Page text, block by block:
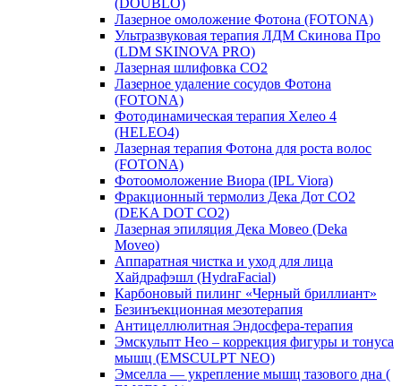
(DOUBLO)
Лазерное омоложение Фотона (FOTONA)
Ультразвуковая терапия ЛДМ Скинова Про
(LDM SKINOVA PRO)
Лазерная шлифовка CO2
Лазерное удаление сосудов Фотона
(FOTONA)
Фотодинамическая терапия Хелео 4
(HELEO4)
Лазерная терапия Фотона для роста волос
(FOTONA)
Фотоомоложение Виора (IPL Viora)
Фракционный термолиз Дека Дот СО2
(DEKA DOT CO2)
Лазерная эпиляция Дека Мовео (Deka
Moveo)
Аппаратная чистка и уход для лица
Хайдрафэшл (HydraFacial)
Карбоновый пилинг «Черный бриллиант»
Безинъекционная мезотерапия
Антицеллюлитная Эндосфера-терапия
Эмскульпт Нео – коррекция фигуры и тонуса
мышц (EMSCULPT NEO)
Эмселла — укрепление мышц тазового дна (